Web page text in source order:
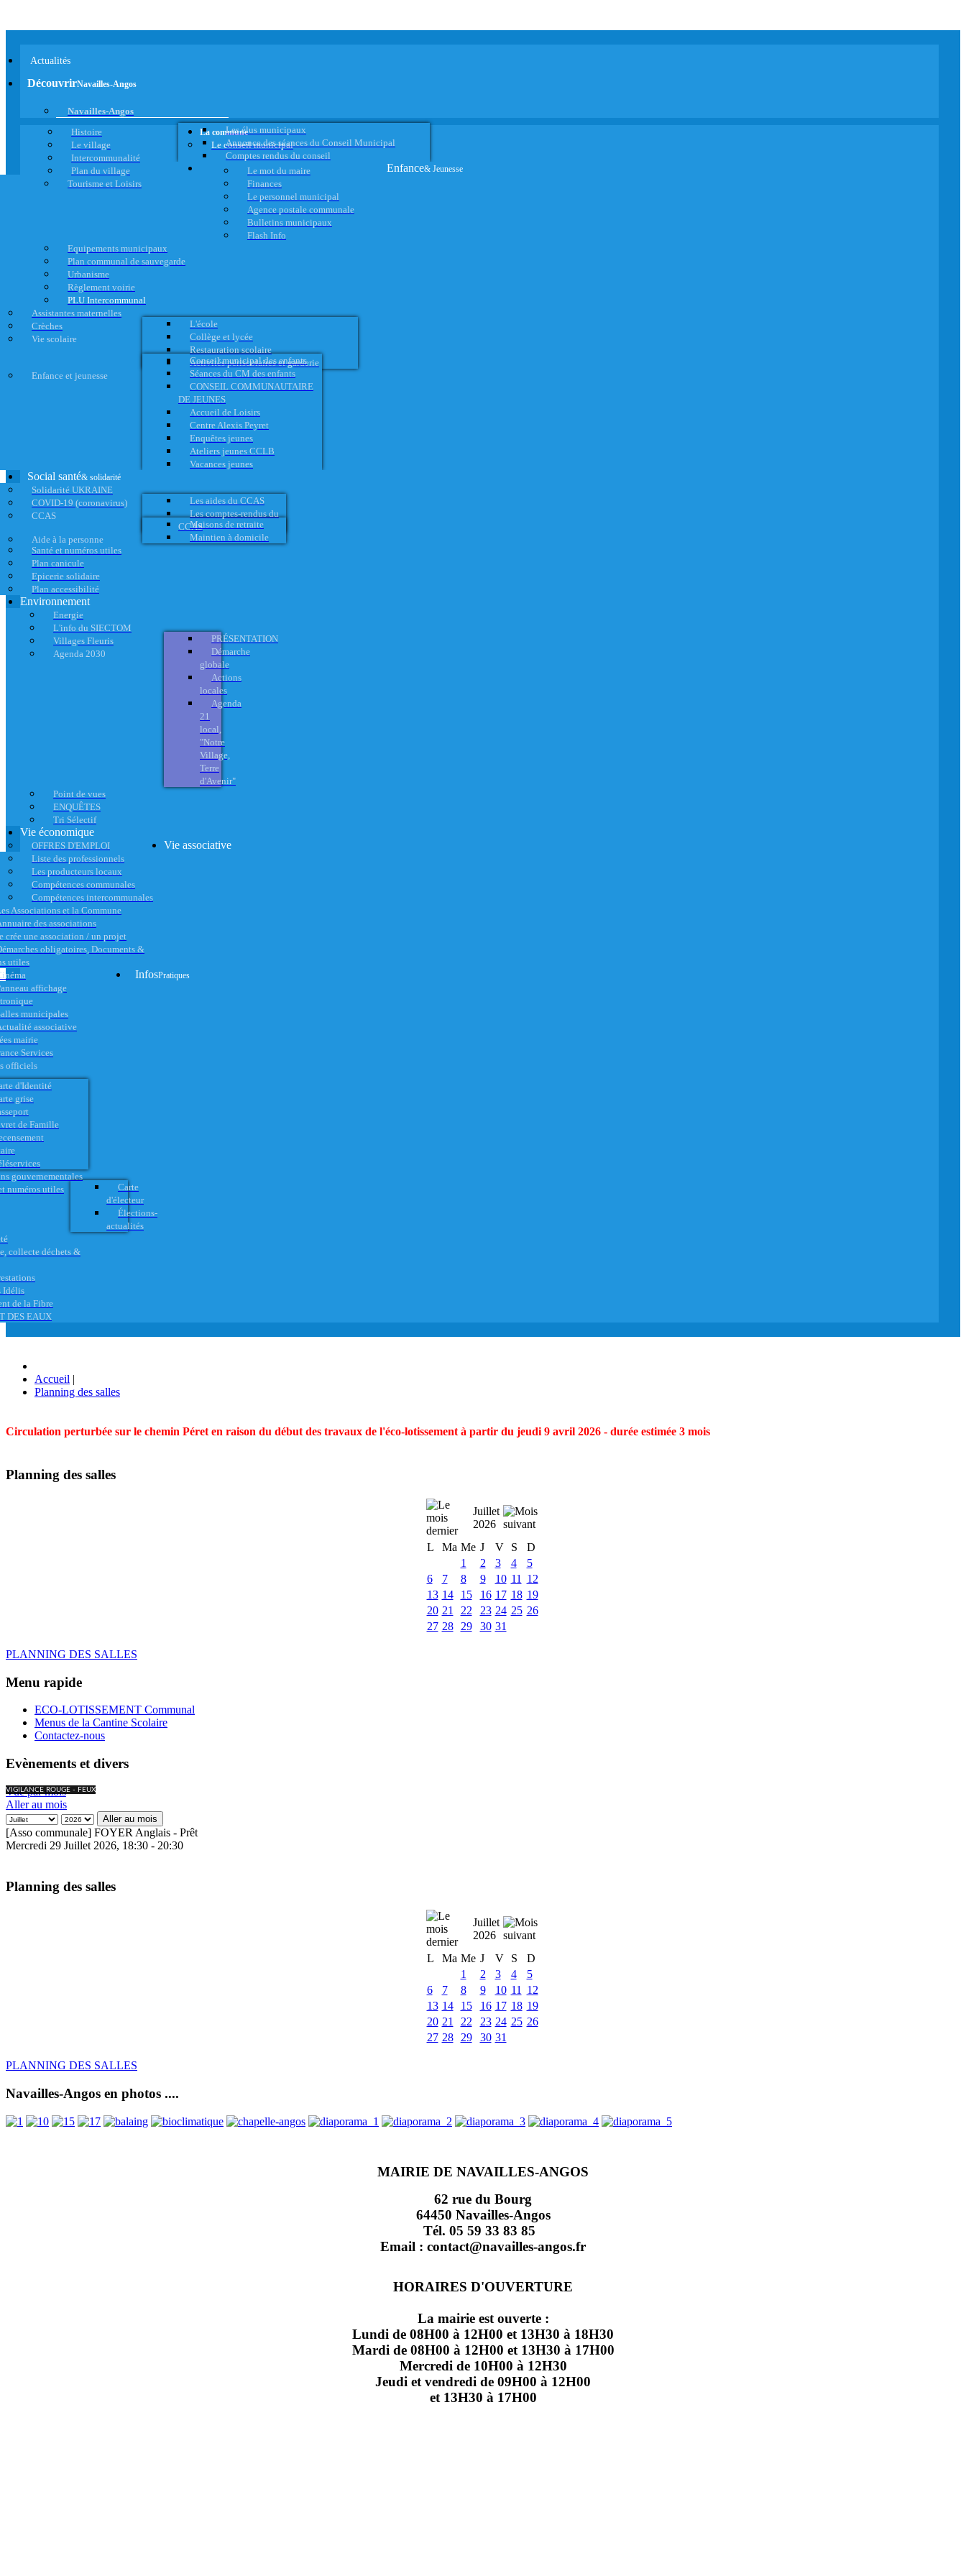
Actualités
DécouvrirNavailles-Angos
Navailles-Angos
Histoire
Le village
Intercommunalité
Plan du village
Tourisme et Loisirs
La commune
Le conseil municipal
Les élus municipaux
Annonce des séances du Conseil Municipal
Comptes rendus du conseil
Le mot du maire
Finances
Le personnel municipal
Agence postale communale
Bulletins municipaux
Flash Info
Equipements municipaux
Plan communal de sauvegarde
Urbanisme
Règlement voirie
PLU Intercommunal
Enfance& Jeunesse
Assistantes maternelles
Crèches
Vie scolaire
L'école
Collège et lycée
Restauration scolaire
Activités périscolaires et garderie
Enfance et jeunesse
Conseil municipal des enfants
Séances du CM des enfants
CONSEIL COMMUNAUTAIRE
DE JEUNES
Accueil de Loisirs
Centre Alexis Peyret
Enquêtes jeunes
Ateliers jeunes CCLB
Vacances jeunes
Social santé& solidarité
Solidarité UKRAINE
COVID-19 (coronavirus)
CCAS
Les aides du CCAS
Les comptes-rendus du
CCAS
Aide à la personne
Maisons de retraite
Maintien à domicile
Santé et numéros utiles
Plan canicule
Epicerie solidaire
Plan accessibilité
Environnement
Energie
L'info du SIECTOM
Villages Fleuris
Agenda 2030
PRÉSENTATION
Démarche
globale
Actions
locales
Agenda
21
local,
"Notre
Village,
Terre
d'Avenir"
Point de vues
ENQUÊTES
Tri Sélectif
Vie économique
OFFRES D'EMPLOI
Liste des professionnels
Les producteurs locaux
Compétences communales
Compétences intercommunales
Vie associative
Associations et la Commune
des associations
crée une association / un projet
obligatoires, Documents &
utiles
affichage
municipales
associative
InfosPratiques
mairie
Services
officiels
d'Identité
grise
de Famille
gouvernementales
numéros utiles
Carte
d'électeur
Élections-
actualités
collecte déchets &
Idélis
de la Fibre
DES EAUX
Accueil |
Planning des salles
Circulation perturbée sur le chemin Péret en raison du début des travaux de l'éco-lotissement à partir du jeudi 9 avril 2026 - durée estimée 3 mois
Planning des salles
Juillet
2026
L
Ma Me J V S
D
1
2 3 4
5
6
7 8 9 10 11
12
13 14 15 16 17 18 19
20 21 22 23 24 25 26
27 28 29 30 31
PLANNING DES SALLES
Menu rapide
ECO-LOTISSEMENT Communal
Menus de la Cantine Scolaire
Contactez-nous
Evènements et divers
VIGILANCE ROUGE - FEUX
Vue par mois
Aller au mois
Aller au mois
[Asso communale] FOYER Anglais - Prêt
Mercredi 29 Juillet 2026, 18:30 - 20:30
Planning des salles
Juillet
2026
L
Ma Me J V S
D
1
2 3 4
5
6
7 8 9 10 11
12
13 14 15 16 17 18 19
20 21 22 23 24 25 26
27 28 29 30 31
PLANNING DES SALLES
Navailles-Angos en photos ....
MAIRIE DE NAVAILLES-ANGOS
62 rue du Bourg
64450 Navailles-Angos
Tél. 05 59 33 83 85
Email : contact@navailles-angos.fr
HORAIRES D'OUVERTURE
La mairie est ouverte :
Lundi de 08H00 à 12H00 et 13H30 à 18H30
Mardi de 08H00 à 12H00 et 13H30 à 17H00
Mercredi de 10H00 à 12H30
Jeudi et vendredi de 09H00 à 12H00
et 13H30 à 17H00